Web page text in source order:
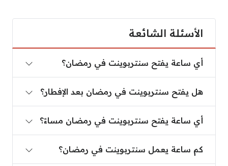
الأسئلة الشائعة
أي ساعة يفتح سنتربوينت في رمضان؟
هل يفتح سنتربوينت في رمضان بعد الإفطار؟
أي ساعة يفتح سنتربوينت في رمضان مساءً؟
كم ساعة يعمل سنتربوينت في رمضان؟